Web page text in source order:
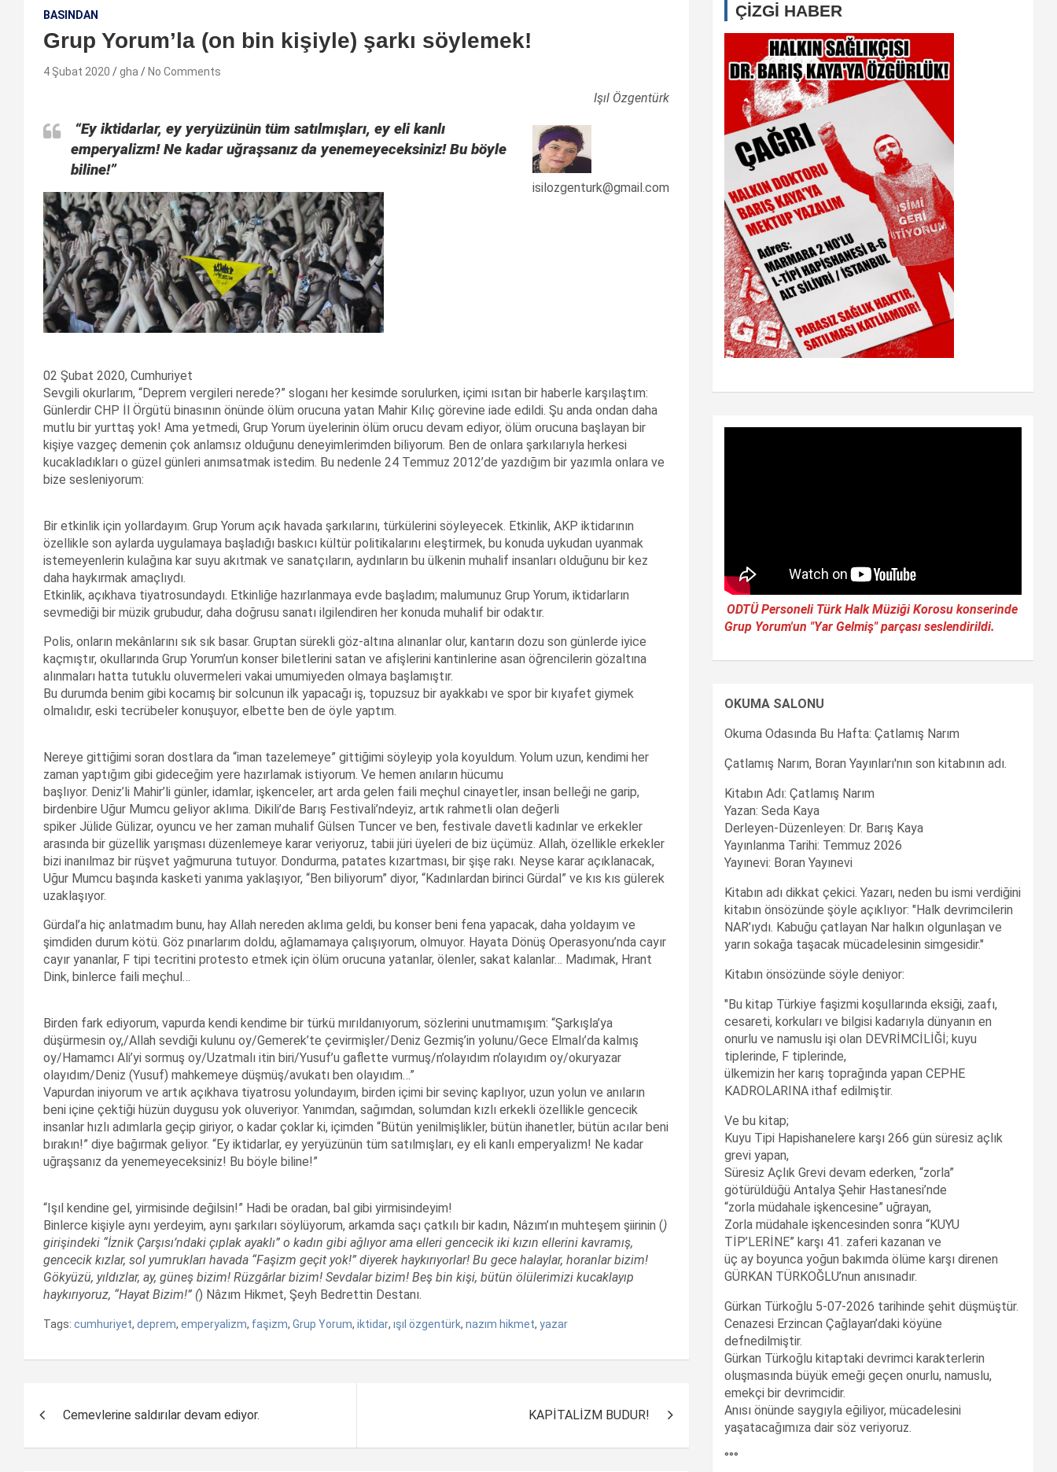
BASINDAN
Grup Yorum’la (on bin kişiyle) şarkı söylemek!
4 Şubat 2020 gha No Comments
Işıl Özgentürk
isilozgenturk@gmail.com
“Ey iktidarlar, ey yeryüzünün tüm satılmışları, ey eli kanlı
emperyalizm! Ne kadar uğraşsanız da yenemeyeceksiniz! Bu böyle
biline!”
02 Şubat 2020, Cumhuriyet
Sevgili okurlarım, “Deprem vergileri nerede?” sloganı her kesimde sorulurken, içimi ısıtan bir haberle karşılaştım:
Günlerdir CHP İl Örgütü binasının önünde ölüm orucuna yatan Mahir Kılıç görevine iade edildi. Şu anda ondan daha
mutlu bir yurttaş yok! Ama yetmedi, Grup Yorum üyelerinin ölüm orucu devam ediyor, ölüm orucuna başlayan bir
kişiye vazgeç demenin çok anlamsız olduğunu deneyimlerimden biliyorum. Ben de onlara şarkılarıyla herkesi
kucakladıkları o güzel günleri anımsatmak istedim. Bu nedenle 24 Temmuz 2012’de yazdığım bir yazımla onlara ve
bize sesleniyorum:
Bir etkinlik için yollardayım. Grup Yorum açık havada şarkılarını, türkülerini söyleyecek. Etkinlik, AKP iktidarının
özellikle son aylarda uygulamaya başladığı baskıcı kültür politikalarını eleştirmek, bu konuda uykudan uyanmak
istemeyenlerin kulağına kar suyu akıtmak ve sanatçıların, aydınların bu ülkenin muhalif insanları olduğunu bir kez
daha haykırmak amaçlıydı.
Etkinlik, açıkhava tiyatrosundaydı. Etkinliğe hazırlanmaya evde başladım; malumunuz Grup Yorum, iktidarların
sevmediği bir müzik grubudur, daha doğrusu sanatı ilgilendiren her konuda muhalif bir odaktır.
Polis, onların mekânlarını sık sık basar. Gruptan sürekli göz-altına alınanlar olur, kantarın dozu son günlerde iyice
kaçmıştır, okullarında Grup Yorum’un konser biletlerini satan ve afişlerini kantinlerine asan öğrencilerin gözaltına
alınmaları hatta tutuklu oluvermeleri vakai umumiyeden olmaya başlamıştır.
Bu durumda benim gibi kocamış bir solcunun ilk yapacağı iş, topuzsuz bir ayakkabı ve spor bir kıyafet giymek
olmalıdır, eski tecrübeler konuşuyor, elbette ben de öyle yaptım.
Nereye gittiğimi soran dostlara da “iman tazelemeye” gittiğimi söyleyip yola koyuldum. Yolum uzun, kendimi her
zaman yaptığım gibi gideceğim yere hazırlamak istiyorum. Ve hemen anıların hücumu
başlıyor. Deniz’li Mahir’li günler, idamlar, işkenceler, art arda gelen faili meçhul cinayetler, insan belleği ne garip,
birdenbire Uğur Mumcu geliyor aklıma. Dikili’de Barış Festivali’ndeyiz, artık rahmetli olan değerli
spiker Jülide Gülizar, oyuncu ve her zaman muhalif Gülsen Tuncer ve ben, festivale davetli kadınlar ve erkekler
arasında bir güzellik yarışması düzenlemeye karar veriyoruz, tabii jüri üyeleri de biz üçümüz. Allah, özellikle erkekler
bizi inanılmaz bir rüşvet yağmuruna tutuyor. Dondurma, patates kızartması, bir şişe rakı. Neyse karar açıklanacak,
Uğur Mumcu başında kasketi yanıma yaklaşıyor, “Ben biliyorum” diyor, “Kadınlardan birinci Gürdal” ve kıs kıs gülerek
uzaklaşıyor.
Gürdal’a hiç anlatmadım bunu, hay Allah nereden aklıma geldi, bu konser beni fena yapacak, daha yoldayım ve
şimdiden durum kötü. Göz pınarlarım doldu, ağlamamaya çalışıyorum, olmuyor. Hayata Dönüş Operasyonu’nda cayır
cayır yananlar, F tipi tecritini protesto etmek için ölüm orucuna yatanlar, ölenler, sakat kalanlar… Madımak, Hrant
Dink, binlerce faili meçhul…
Birden fark ediyorum, vapurda kendi kendime bir türkü mırıldanıyorum, sözlerini unutmamışım: “Şarkışla’ya
düşürmesin oy,/Allah sevdiği kulunu oy/Gemerek’te çevirmişler/Deniz Gezmiş’in yolunu/Gece Elmalı’da kalmış
oy/Hamamcı Ali’yi sormuş oy/Uzatmalı itin biri/Yusuf’u gaflette vurmuş/n’olayıdım n’olayıdım oy/okuryazar
olayıdım/Deniz (Yusuf) mahkemeye düşmüş/avukatı ben olayıdım…”
Vapurdan iniyorum ve artık açıkhava tiyatrosu yolundayım, birden içimi bir sevinç kaplıyor, uzun yolun ve anıların
beni içine çektiği hüzün duygusu yok oluveriyor. Yanımdan, sağımdan, solumdan kızlı erkekli özellikle gencecik
insanlar hızlı adımlarla geçip giriyor, o kadar çoklar ki, içimden “Bütün yenilmişlikler, bütün ihanetler, bütün acılar beni
bırakın!” diye bağırmak geliyor. “Ey iktidarlar, ey yeryüzünün tüm satılmışları, ey eli kanlı emperyalizm! Ne kadar
uğraşsanız da yenemeyeceksiniz! Bu böyle biline!”
“Işıl kendine gel, yirmisinde değilsin!” Hadi be oradan, bal gibi yirmisindeyim!
Binlerce kişiyle aynı yerdeyim, aynı şarkıları söylüyorum, arkamda saçı çatkılı bir kadın, Nâzım’ın muhteşem şiirinin ()
girişindeki “İznik Çarşısı’ndaki çıplak ayaklı” o kadın gibi ağlıyor ama elleri gencecik iki kızın ellerini kavramış,
gencecik kızlar, sol yumrukları havada “Faşizm geçit yok!” diyerek haykırıyorlar! Bu gece halaylar, horanlar bizim!
Gökyüzü, yıldızlar, ay, güneş bizim! Rüzgârlar bizim! Sevdalar bizim! Beş bin kişi, bütün ölülerimizi kucaklayıp
haykırıyoruz, “Hayat Bizim!” () Nâzım Hikmet, Şeyh Bedrettin Destanı.
Tags: cumhuriyet, deprem, emperyalizm, faşizm, Grup Yorum, iktidar, ışıl özgentürk, nazım hikmet, yazar
Cemevlerine saldırılar devam ediyor. KAPİTALİZM BUDUR!
ÇİZGİ HABER
ODTÜ Personeli Türk Halk Müziği Korosu konserinde
Grup Yorum'un "Yar Gelmiş" parçası seslendirildi.
OKUMA SALONU
Okuma Odasında Bu Hafta: Çatlamış Narım
Çatlamış Narım, Boran Yayınları'nın son kitabının adı.
Kitabın Adı: Çatlamış Narım
Yazan: Seda Kaya
Derleyen-Düzenleyen: Dr. Barış Kaya
Yayınlanma Tarihi: Temmuz 2026
Yayınevi: Boran Yayınevi
Kitabın adı dikkat çekici. Yazarı, neden bu ismi verdiğini
kitabın önsözünde şöyle açıklıyor: "Halk devrimcilerin
NAR’ıydı. Kabuğu çatlayan Nar halkın olgunlaşan ve
yarın sokağa taşacak mücadelesinin simgesidir."
Kitabın önsözünde söyle deniyor:
"Bu kitap Türkiye faşizmi koşullarında eksiği, zaafı,
cesareti, korkuları ve bilgisi kadarıyla dünyanın en
onurlu ve namuslu işi olan DEVRİMCİLİĞİ; kuyu
tiplerinde, F tiplerinde,
ülkemizin her karış toprağında yapan CEPHE
KADROLARINA ithaf edilmiştir.
Ve bu kitap;
Kuyu Tipi Hapishanelere karşı 266 gün süresiz açlık
grevi yapan,
Süresiz Açlık Grevi devam ederken, “zorla”
götürüldüğü Antalya Şehir Hastanesi’nde
“zorla müdahale işkencesine” uğrayan,
Zorla müdahale işkencesinden sonra “KUYU
TİP’LERİNE” karşı 41. zaferi kazanan ve
üç ay boyunca yoğun bakımda ölüme karşı direnen
GÜRKAN TÜRKOĞLU’nun anısınadır.
Gürkan Türkoğlu 5-07-2026 tarihinde şehit düşmüştür.
Cenazesi Erzincan Çağlayan’daki köyüne
defnedilmiştir.
Gürkan Türkoğlu kitaptaki devrimci karakterlerin
oluşmasında büyük emeği geçen onurlu, namuslu,
emekçi bir devrimcidir.
Anısı önünde saygıyla eğiliyor, mücadelesini
yaşatacağımıza dair söz veriyoruz.
°°°